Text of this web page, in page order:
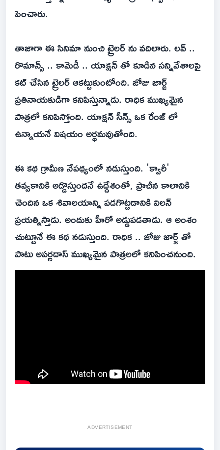
పెంచారు.
తాజాగా ఈ సినిమా నుంచి ట్రైలర్ ను వదిలారు. లవ్ ..
రొమాన్స్ .. కామెడీ .. యాక్షన్ తో కూడిన సన్నివేశాలపై
కట్ చేసిన ట్రైలర్ ఆకట్టుకుంటోంది. జోజు జార్జ్
ప్రతినాయకుడిగా కనిపిస్తున్నాడు. రాధిక ముఖ్యమైన
పాత్రలో కనిపిస్తోంది. యాక్షన్ సీన్స్ ఒక రేంజ్ లో
ఉన్నాయనే విషయం అర్థమవుతోంది.
ఈ కథ గ్రామీణ నేపథ్యంలో నడుస్తుంది. 'క్వారీ'
తవ్వకానికి అడ్డొస్తుందనే ఉద్దేశంతో, ప్రాచీన కాలానికి
చెందిన ఒక శివాలయాన్ని పడగొట్టడానికి విలన్
ప్రయత్నిస్తాడు. అందుకు హీరో అడ్డుపడతాడు. ఆ అంశం
చుట్టూనే ఈ కథ నడుస్తుంది. రాధిక .. జోజు జార్జ్ తో
పాటు అపర్ణదాస్ ముఖ్యమైన పాత్రలలో కనిపించనుంది.
ADVERTISEMENT